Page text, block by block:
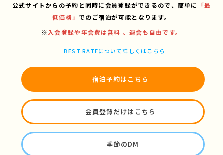
公式サイトからの予約と同時に会員登録ができるので、 簡単に 「最
低価格」でのご宿泊が可能となります。
※ 入会登録や年会費は無料 、退会も自由です。
BEST RATEについて詳しくはこちら
宿泊予約はこちら
会員登録だけはこちら
季節のDM